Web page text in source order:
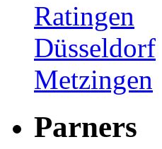
Ratingen
Düsseldorf
Metzingen
Parners